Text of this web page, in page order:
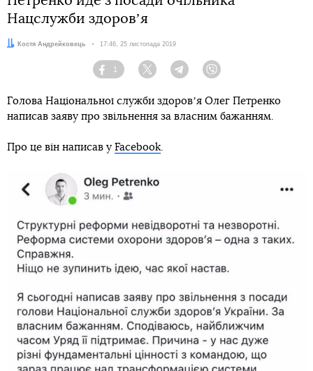
Нацслужби здоровʼя
Автор:Костя Андрейковець Дата:
17:46, 25 листопада 2019
Facebook
1
Twitter TelegramViber
Голова Національної служби здоровʼя Олег Петренко
написав заяву про звільнення за власним бажанням.
Про це він написав у Facebook.